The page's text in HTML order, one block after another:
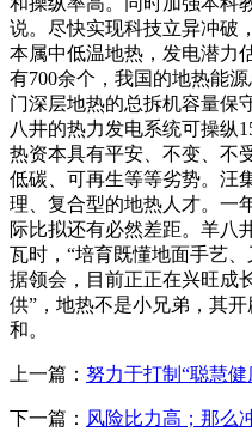
说。尽快实现科技立异冲破
本属中低温地热，发电潜力
有700余个，我国的地热能
门深层地热的总拆机容量保
八井的热力发电系统可操纵
热资本具有平安、不变、不
低碳、可再生等等劣势。汪
理、复合型的地热人才。一
际比拟还有必然差距。羊八
瓦时，“培育既懂地面手艺
据领会，目前正正在兴旺成
供”，地热不是小兄弟，其
和。
上一篇： 努力于打制“聪慧
下一篇： 风险比力高；那么